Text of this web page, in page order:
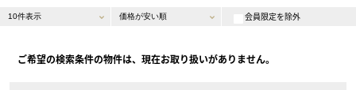
会員限定を除外
ご希望の検索条件の物件は、現在お取り扱いがありません。